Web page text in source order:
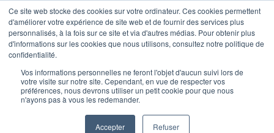
Ce site web stocke des cookies sur votre ordinateur. Ces cookies permettent
d'améliorer votre expérience de site web et de fournir des services plus
personnalisés, à la fois sur ce site et via d'autres médias. Pour obtenir plus
d'informations sur les cookies que nous utilisons, consultez notre politique de
confidentialité.
Vos informations personnelles ne feront l'objet d'aucun suivi lors de
votre visite sur notre site. Cependant, en vue de respecter vos
préférences, nous devrons utiliser un petit cookie pour que nous
n'ayons pas à vous les redemander.
Accepter Refuser
S'aventurer dans la
fiction !